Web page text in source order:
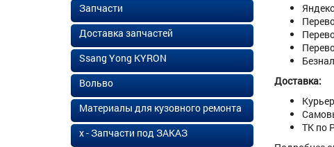
Доставка:
ТК по
Запчасти
Доставка запчастей
Ssang Yong KYRON
Вольво
Материалы для кузовного ремонта
х - Запчасти под ЗАКАЗ